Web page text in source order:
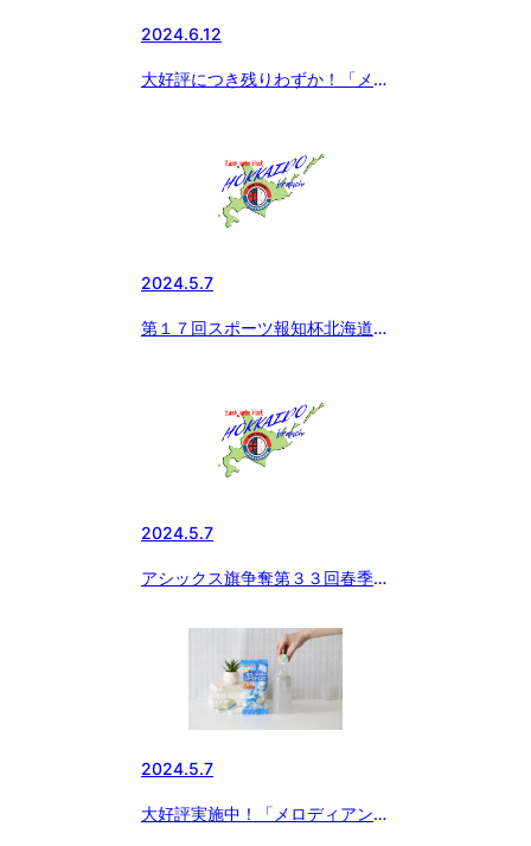
2024.6.12
大好評につき残りわずか！「メロ
ャンス！！今だけ黒酢ドリンクの
おまけ付き！！！
2024.5.7
第１７回スポーツ報知杯北海道大
2024.5.7
アシックス旗争奪第３３回春季北
2024.5.7
大好評実施中！「メロディアン